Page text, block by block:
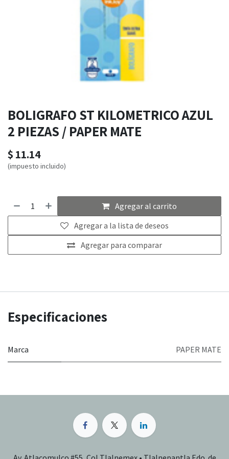
BOLIGRAFO ST KILOMETRICO AZUL
2 PIEZAS / PAPER MATE
$ 11.14
(impuesto incluido)
Agregar al carrito
Agregar para comparar
Agregar a la lista de deseos
Especificaciones
Marca PAPER MATE